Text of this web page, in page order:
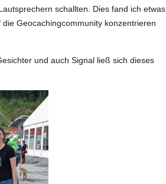
schallten. Dies fand ich etwas
Geocachingcommunity konzentrieren
und auch Signal ließ sich dieses